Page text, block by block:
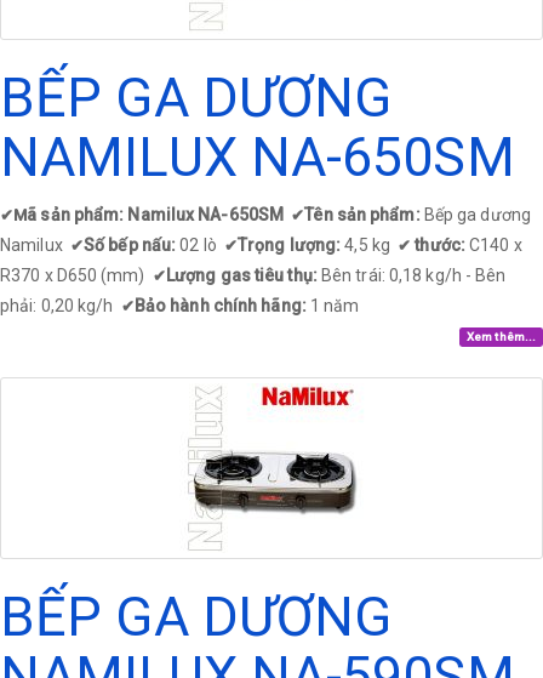
BẾP GA DƯƠNG
NAMILUX NA-650SM
✔Mã sản phẩm: Namilux NA-650SM ✔Tên sản phẩm: Bếp ga dương
Namilux ✔Số bếp nấu: 02 lò ✔Trọng lượng:4,5 kg ✔ thước: C140 x
R370 x D650 (mm) ✔ Lượng gas tiêu thụ: Bên trái: 0,18 kg/h - Bên
phải: 0,20 kg/h ✔ Bảo hành chính hãng: 1 năm
Xem thêm...
BẾP GA DƯƠNG